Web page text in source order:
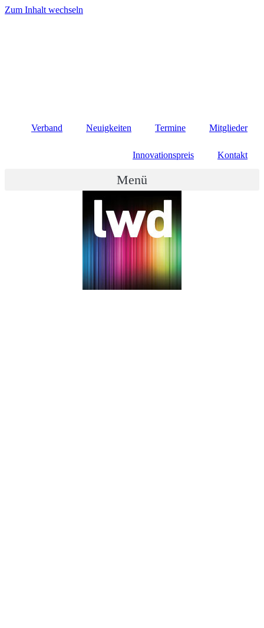
Zum Inhalt wechseln
Verband Neuigkeiten Termine Mitglieder
Innovationspreis Kontakt
Menü